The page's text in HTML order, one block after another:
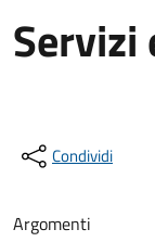
Servizi
Condividi
Argomenti